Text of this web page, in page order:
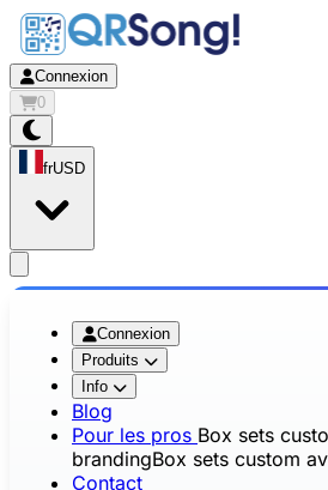
Connexion
0
frUSD
Connexion
Produits
Info
Blog
Pour les pros Box sets
brandingBox sets custom
Contact